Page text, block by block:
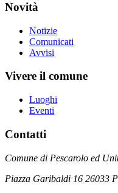
Novità
Notizie
Comunicati
Avvisi
Vivere il comune
Luoghi
Eventi
Contatti
Comune di Pescarolo ed
Piazza Garibaldi 16 26033